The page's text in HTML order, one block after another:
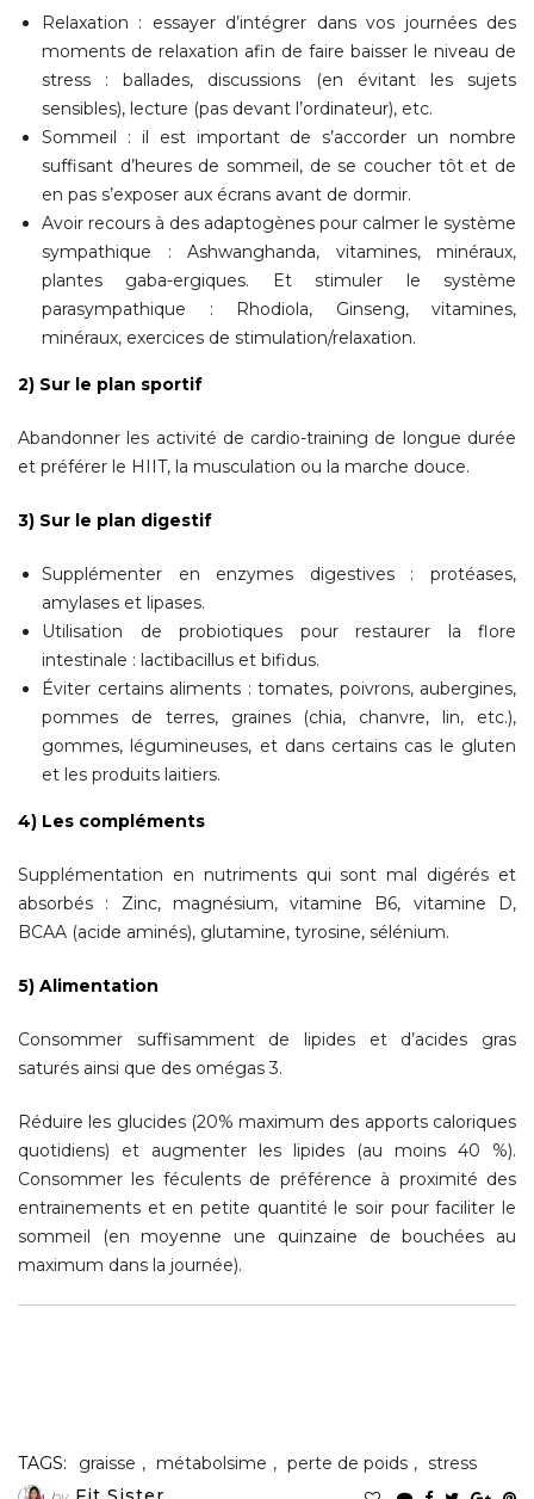
Relaxation : essayer d’intégrer dans vos journées des
moments de relaxation afin de faire baisser le niveau de
stress : ballades, discussions (en évitant les sujets
sensibles), lecture (pas devant l’ordinateur), etc.
Sommeil : il est important de s’accorder un nombre
suffisant d’heures de sommeil, de se coucher tôt et de
en pas s’exposer aux écrans avant de dormir.
Avoir recours à des adaptogènes pour calmer le système
sympathique : Ashwanghanda, vitamines, minéraux,
plantes gaba-ergiques. Et stimuler le système
parasympathique : Rhodiola, Ginseng, vitamines,
minéraux, exercices de stimulation/relaxation.
2) Sur le plan sportif
Abandonner les activité de cardio-training de longue durée
et préférer le HIIT, la musculation ou la marche douce.
3) Sur le plan digestif
Supplémenter en enzymes digestives : protéases,
amylases et lipases.
Utilisation de probiotiques pour restaurer la flore
intestinale : lactibacillus et bifidus.
Éviter certains aliments : tomates, poivrons, aubergines,
pommes de terres, graines (chia, chanvre, lin, etc.),
gommes, légumineuses, et dans certains cas le gluten
et les produits laitiers.
4) Les compléments
Supplémentation en nutriments qui sont mal digérés et
absorbés : Zinc, magnésium, vitamine B6, vitamine D,
BCAA (acide aminés), glutamine, tyrosine, sélénium.
5) Alimentation
Consommer suffisamment de lipides et d’acides gras
saturés ainsi que des omégas 3.
Réduire les glucides (20% maximum des apports caloriques
quotidiens) et augmenter les lipides (au moins 40 %).
Consommer les féculents de préférence à proximité des
entrainements et en petite quantité le soir pour faciliter le
sommeil (en moyenne une quinzaine de bouchées au
maximum dans la journée).
TAGS: graisse , métabolsime , perte de poids , stress